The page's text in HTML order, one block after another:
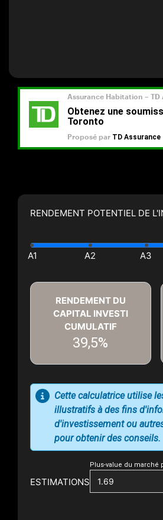
RENDEMENT POTENTIEL DE
RENDEMENT DU
CAPITAL INVESTI
CUMULATIF
39,5%
ESTIMATIONS
Plus-value du marché
Cette calculatrice utilise
illustratifs à des fins
d'investissement ou
pour obtenir des conseils.